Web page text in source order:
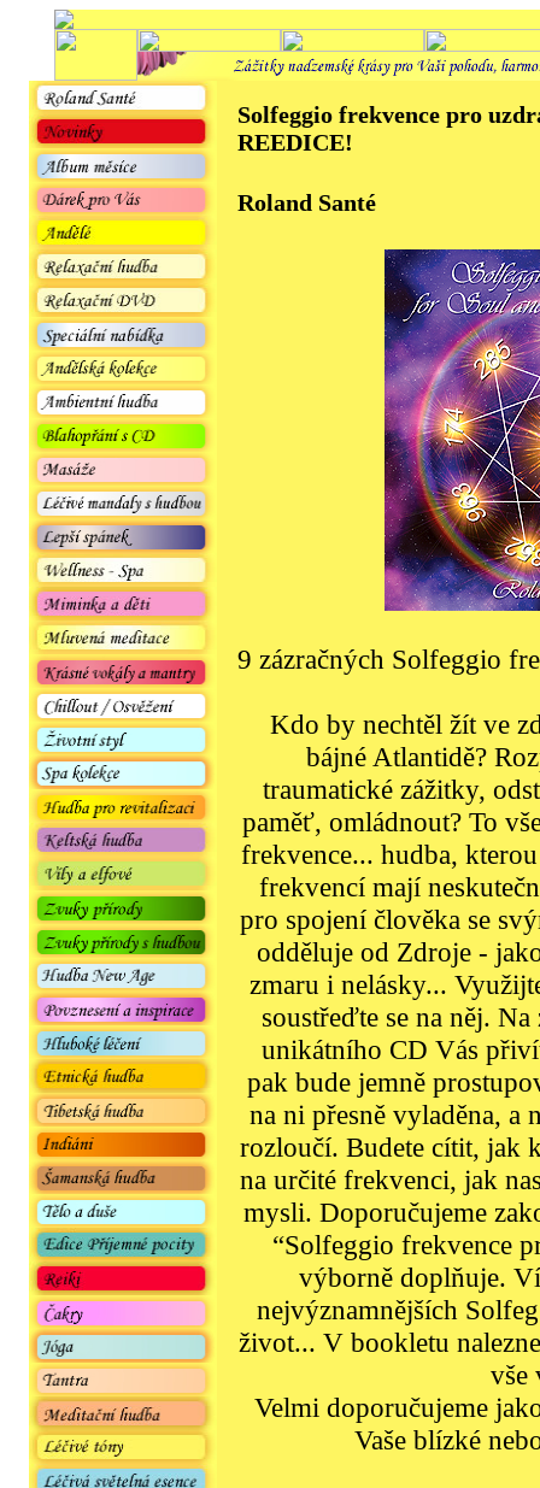
Solfeggio frekvence pro
REEDICE!
Roland Santé
9 zázračných Solfeggio
Kdo by nechtěl žít ve
bájné Atlantidě?
traumatické zážitky,
paměť, omládnout? To
frekvence... hudba,
frekvencí mají
pro spojení člověka se
odděluje od Zdroje -
zmaru i nelásky...
soustřeďte se na něj.
unikátního CD Vás
pak bude jemně
na ni přesně vyladěna, a
rozloučí. Budete cítit, jak
na určité frekvenci, jak
mysli. Doporučujeme
“Solfeggio frekvence
výborně doplňuje.
nejvýznamnějších
život... V bookletu
vše
Velmi doporučujeme
Vaše blízké